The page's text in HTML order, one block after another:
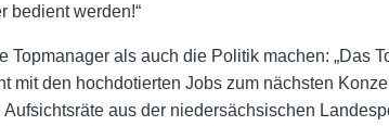
bedient werden!“
als auch die Politik machen: „Das
mit den hochdotierten Jobs zum nächsten
aus der niedersächsischen